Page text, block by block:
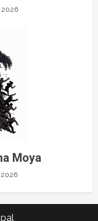
2026
Moya
2026